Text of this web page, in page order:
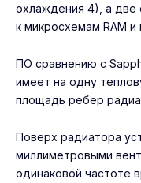
охлаждения 4), а две
к микросхемам RAM
ПО сравнению с
имеет на одну
площадь ребер
Поверх радиатора
миллиметровыми
одинаковой частоте